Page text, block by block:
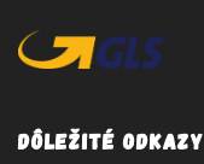
Dôležité odkazy